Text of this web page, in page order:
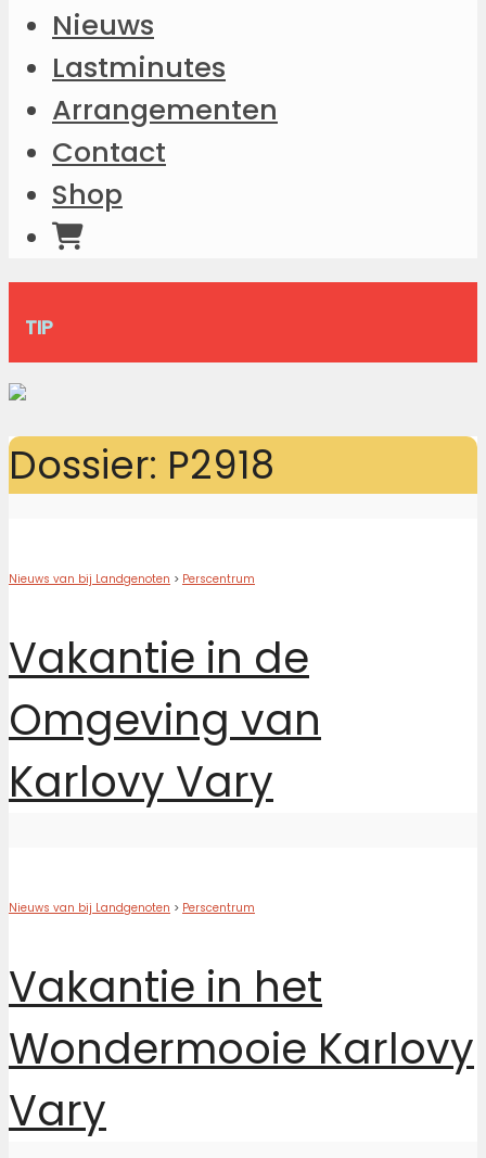
Nieuws
Lastminutes
Arrangementen
Contact
Shop
TIP
Dossier: P2918
Nieuws van bij Landgenoten > Perscentrum
Vakantie in de
Omgeving van
Karlovy Vary
Nieuws van bij Landgenoten > Perscentrum
Vakantie in het
Wondermooie Karlovy
Vary